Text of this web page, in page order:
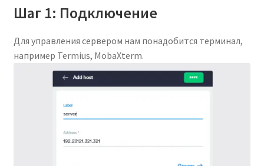
Шаг 1: Подключение
Для управления сервером нам понадобится терминал,
например Termius, MobaXterm.